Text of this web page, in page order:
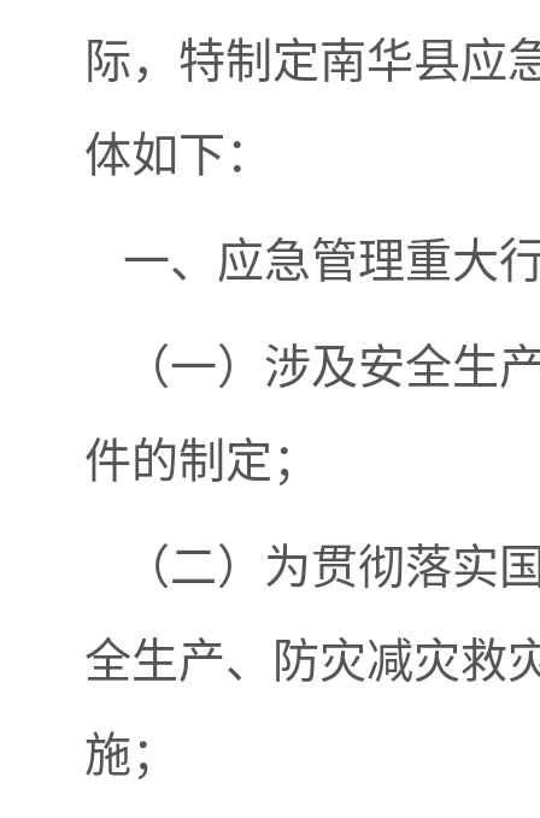
际，特制定南华县应
体如下：
一、应急管理重大
（一）涉及安全生
件的制定；
（二）为贯彻落实
全生产、防灾减灾救
施；